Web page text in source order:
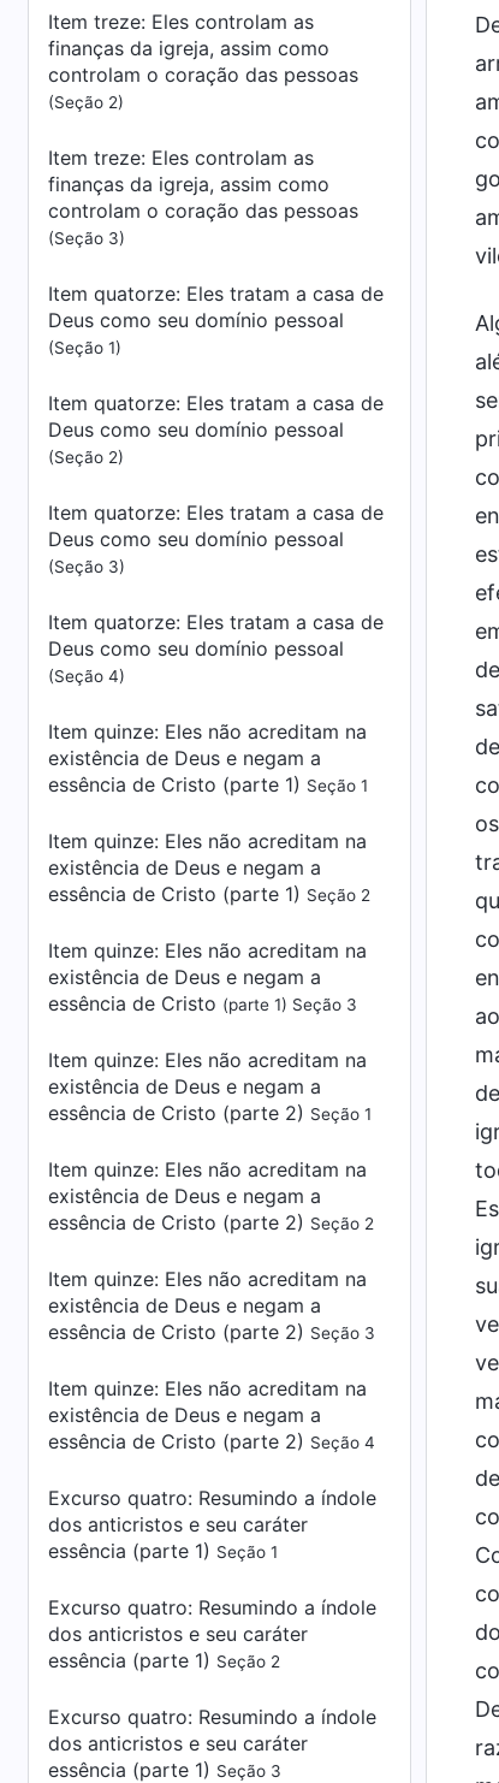
Item treze: Eles controlam as
finanças da igreja, assim como
controlam o coração das pessoas
(Seção 2)
Item treze: Eles controlam as
finanças da igreja, assim como
controlam o coração das pessoas
(Seção 3)
Item quatorze: Eles tratam a casa de
Deus como seu domínio pessoal
(Seção 1)
Item quatorze: Eles tratam a casa de
Deus como seu domínio pessoal
(Seção 2)
Item quatorze: Eles tratam a casa de
Deus como seu domínio pessoal
(Seção 3)
Item quatorze: Eles tratam a casa de
Deus como seu domínio pessoal
(Seção 4)
Item quinze: Eles não acreditam na
existência de Deus e negam a
essência de Cristo (parte 1) Seção 1
Item quinze: Eles não acreditam na
existência de Deus e negam a
essência de Cristo (parte 1) Seção 2
Item quinze: Eles não acreditam na
existência de Deus e negam a
essência de Cristo (parte 1) Seção 3
Item quinze: Eles não acreditam na
existência de Deus e negam a
essência de Cristo (parte 2) Seção 1
Item quinze: Eles não acreditam na
existência de Deus e negam a
essência de Cristo (parte 2) Seção 2
Item quinze: Eles não acreditam na
existência de Deus e negam a
essência de Cristo (parte 2) Seção 3
Item quinze: Eles não acreditam na
existência de Deus e negam a
essência de Cristo (parte 2) Seção 4
Excurso quatro: Resumindo a índole
dos anticristos e seu caráter
essência (parte 1) Seção 1
Excurso quatro: Resumindo a índole
dos anticristos e seu caráter
essência (parte 1) Seção 2
Excurso quatro: Resumindo a índole
dos anticristos e seu caráter
essência (parte 1) Seção 3